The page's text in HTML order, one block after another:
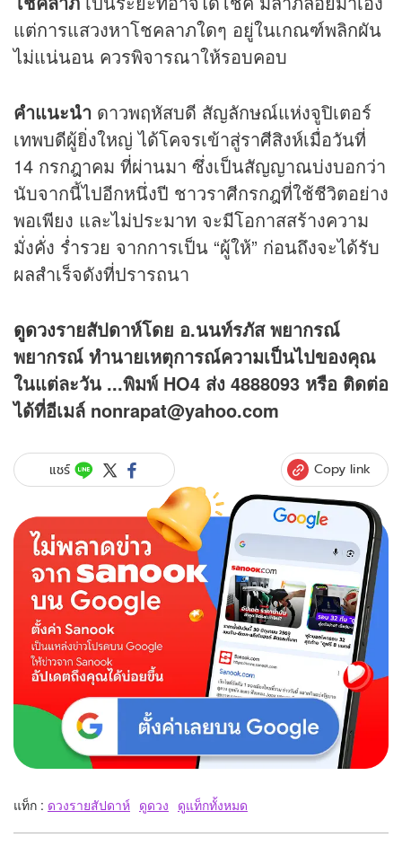
แต่การแสวงหาโชคลาภใดๆ อยู่ในเกณฑ์พลิกผัน
ไม่แน่นอน ควรพิจารณาให้รอบคอบ
คำแนะนำ ดาวพฤหัสบดี สัญลักษณ์แห่งจูปิเตอร์
เทพบดีผู้ยิ่งใหญ่ ได้โคจรเข้าสู่ราศีสิงห์เมื่อวันที่
14 กรกฎาคม ที่ผ่านมา ซึ่งเป็นสัญญาณบ่งบอกว่า
นับจากนี้ไปอีกหนึ่งปี ชาวราศีกรกฎที่ใช้ชีวิตอย่าง
พอเพียง และไม่ประมาท จะมีโอกาสสร้างความ
มั่งคั่ง ร่ำรวย จากการเป็น “ผู้ให้” ก่อนถึงจะได้รับ
ผลสำเร็จดังที่ปรารถนา
ดูดวงรายสัปดาห์โดย อ.นนท์รภัส พยากรณ์
พยากรณ์ ทำนายเหตุการณ์ความเป็นไปของคุณ
ในแต่ละวัน ...พิมพ์ HO4 ส่ง 4888093 หรือ ติดต่อ
ได้ที่อีเมล์ nonrapat@yahoo.com
แชร์ Copy link
แท็ก : ดวงรายสัปดาห์ ดูดวง ดูแท็กทั้งหมด